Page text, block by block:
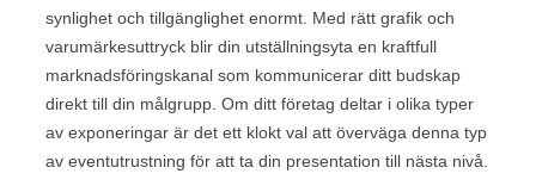
synlighet och tillgänglighet enormt. Med rätt grafik och
varumärkesuttryck blir din utställningsyta en kraftfull
marknadsföringskanal som kommunicerar ditt budskap
direkt till din målgrupp. Om ditt företag deltar i olika typer
av exponeringar är det ett klokt val att överväga denna typ
av eventutrustning för att ta din presentation till nästa nivå.